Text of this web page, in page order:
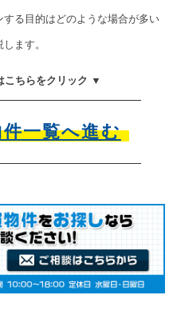
る目的はどのような場合が多い
ます。
こちらをクリック ▼
一覧へ進む